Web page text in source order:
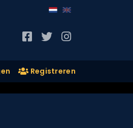
Registreren